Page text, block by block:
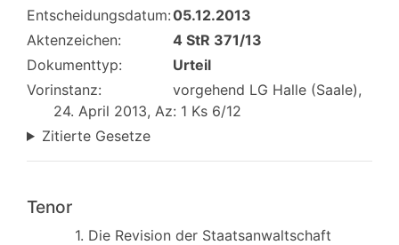
Entscheidungsdatum:05.12.2013
Aktenzeichen:
4 StR 371/13
Dokumenttyp:
Urteil
Vorinstanz:
vorgehend LG Halle (Saale),
24. April 2013, Az: 1 Ks 6/12
Zitierte Gesetze
Tenor
1. Die Revision der Staatsanwaltschaft